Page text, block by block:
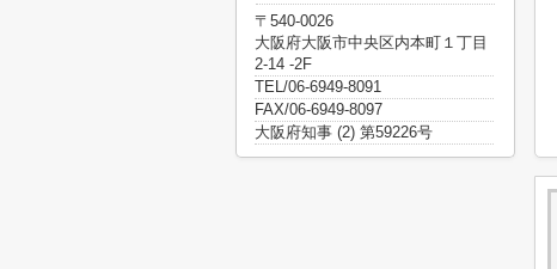
〒540-0026
大阪府大阪市中央区内本町１丁目
2-14 -2F
TEL/06-6949-8091
FAX/06-6949-8097
大阪府知事 (2) 第59226号